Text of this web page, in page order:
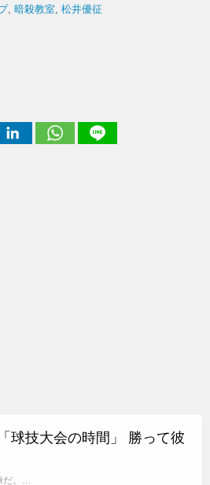
暗殺教室 松井優征
球技大会の時間」 勝って彼
だ。…